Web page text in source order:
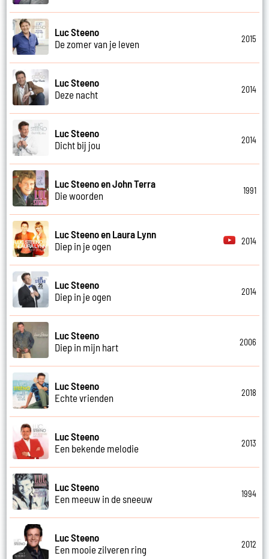
Luc Steeno
De zomer van je leven
2015
Luc Steeno
Deze nacht
2014
Luc Steeno
Dicht bij jou
2014
Luc Steeno en John Terra
Die woorden
1991
Luc Steeno en Laura Lynn
Diep in je ogen
2014
Luc Steeno
Diep in je ogen
2014
Luc Steeno
Diep in mijn hart
2006
Luc Steeno
Echte vrienden
2018
Luc Steeno
Een bekende melodie
2013
Luc Steeno
Een meeuw in de sneeuw
1994
Luc Steeno
Een mooie zilveren ring
2012